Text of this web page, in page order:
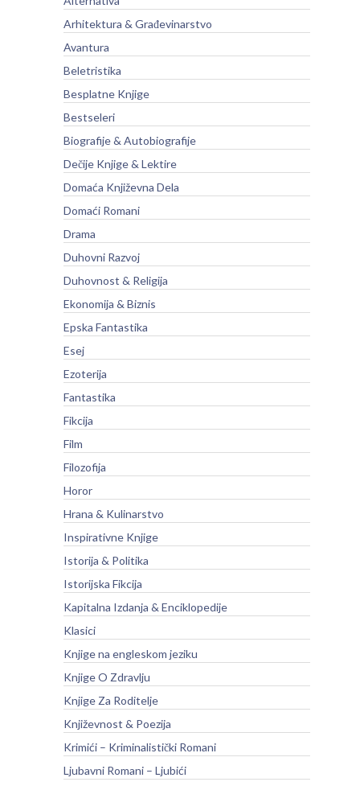
Arhitektura & Građevinarstvo
Avantura
Beletristika
Besplatne Knjige
Bestseleri
Biografije & Autobiografije
Dečije Knjige & Lektire
Domaća Književna Dela
Domaći Romani
Drama
Duhovni Razvoj
Duhovnost & Religija
Ekonomija & Biznis
Epska Fantastika
Esej
Ezoterija
Fantastika
Fikcija
Film
Filozofija
Horor
Hrana & Kulinarstvo
Inspirativne Knjige
Istorija & Politika
Istorijska Fikcija
Kapitalna Izdanja & Enciklopedije
Klasici
Knjige na engleskom jeziku
Knjige O Zdravlju
Knjige Za Roditelje
Književnost & Poezija
Krimići – Kriminalistički Romani
Ljubavni Romani – Ljubići